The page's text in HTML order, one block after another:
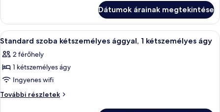
ággyal
további
részletei
Dátumok árainak megtekintése
A
következő
szoba
összes
képének
megtekintése:
Egy szállodai szoba, amelyben
5
Standard szoba kétszemélyes ággyal, 1 kétszemélyes ágy
2 férőhely
1 kétszemélyes ágy
Ingyenes wifi
További részletek
Standard